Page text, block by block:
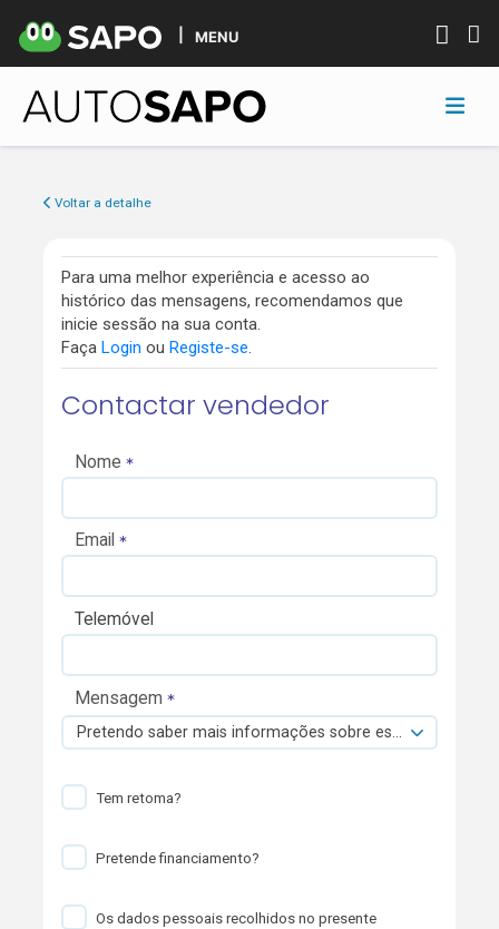
MENU
Voltar a detalhe
Para uma melhor experiência e acesso ao
histórico das mensagens, recomendamos que
inicie sessão na sua conta.
Faça Login ou Registe-se.
Contactar vendedor
Nome
Email
Telemóvel
Mensagem
Pretendo saber mais informações sobre esta viatura.
Tem retoma?
Pretende financiamento?
Os dados pessoais recolhidos no presente